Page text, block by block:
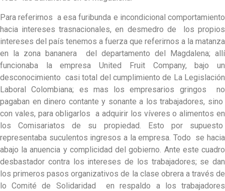
Para referirnos a esa furibunda e incondicional comportamiento
hacia intereses trasnacionales, en desmedro de los propios
intereses del país tenemos a fuerza que referirnos a la matanza
en la zona bananera del departamento del Magdalena; allí
funcionaba la empresa United Fruit Company, bajo un
desconocimiento casi total del cumplimiento de La Legislación
Laboral Colombiana; es mas los empresarios gringos no
pagaban en dinero contante y sonante a los trabajadores, sino
con vales, para obligarlos a adquirir los víveres o alimentos en
los Comisariatos de su propiedad. Esto por supuesto
representaba suculentos ingresos a la empresa. Todo se hacia
abajo la anuencia y complicidad del gobierno. Ante este cuadro
desbastador contra los intereses de los trabajadores; se dan
los primeros pasos organizativos de la clase obrera a través de
lo Comité de Solidaridad en respaldo a los trabajadores